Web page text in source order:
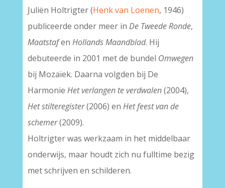
Juliën Holtrigter (Henk van Loenen, 1946)
publiceerde onder meer in De Tweede Ronde,
Maatstafen Hollands Maandblad. Hij
debuteerde in 2001 met de bundel Omwegen
bij Mozaïek. Daarna volgden bij De
Harmonie Het verlangen te verdwalen(2004),
Het stilteregister(2006) en Het feest van de
schemer(2009).
Holtrigter was werkzaam in het middelbaar
onderwijs, maar houdt zich nu fulltime bezig
met schrijven en schilderen.